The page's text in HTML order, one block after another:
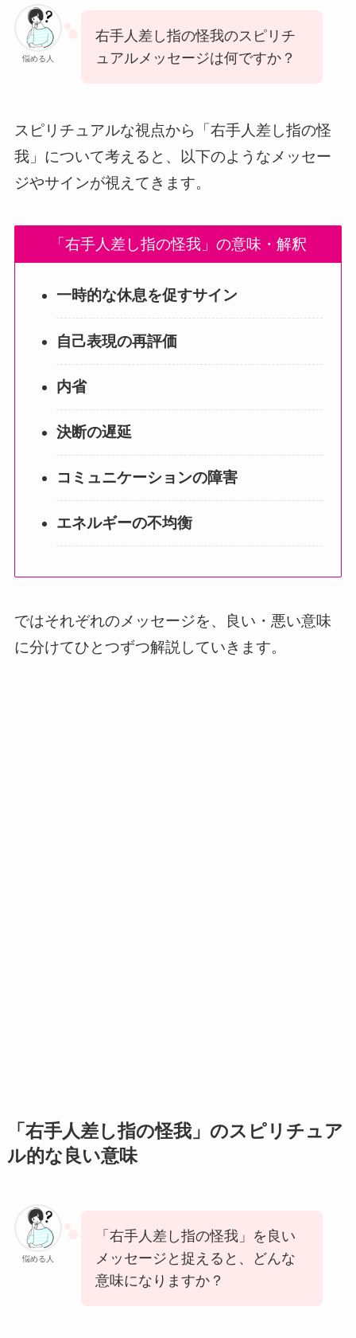
悩める人
右手人差し指の怪我のスピリチ
ュアルメッセージは何ですか？
スピリチュアルな視点から「右手人差し指の怪
我」について考えると、以下のようなメッセー
ジやサインが視えてきます。
「右手人差し指の怪我」の意味・解釈
一時的な休息を促すサイン
自己表現の再評価
内省
決断の遅延
コミュニケーションの障害
エネルギーの不均衡
ではそれぞれのメッセージを、良い・悪い意味
に分けてひとつずつ解説していきます。
「右手人差し指の怪我」のスピリチュア
ル的な良い意味
悩める人
「右手人差し指の怪我」を良い
メッセージと捉えると、どんな
意味になりますか？